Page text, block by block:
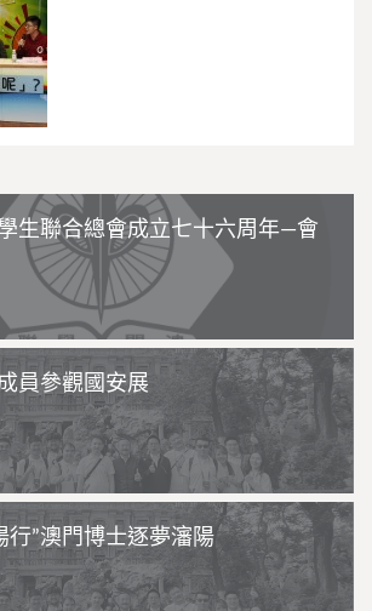
生聯合總會成立七十六周年—會
員參觀國安展
行”澳門博士逐夢瀋陽